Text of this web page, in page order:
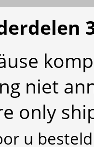
niet
only
u besteld